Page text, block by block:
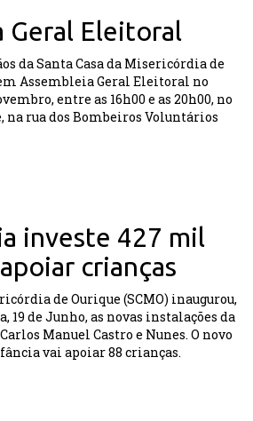
Geral Eleitoral
da Santa Casa da Misericórdia de
Assembleia Geral Eleitoral no
entre as 16h00 e as 20h00, no
na rua dos Bombeiros Voluntários
investe 427 mil
crianças
de Ourique (SCMO) inaugurou,
19 de Junho, as novas instalações da
Manuel Castro e Nunes. O novo
vai apoiar 88 crianças.